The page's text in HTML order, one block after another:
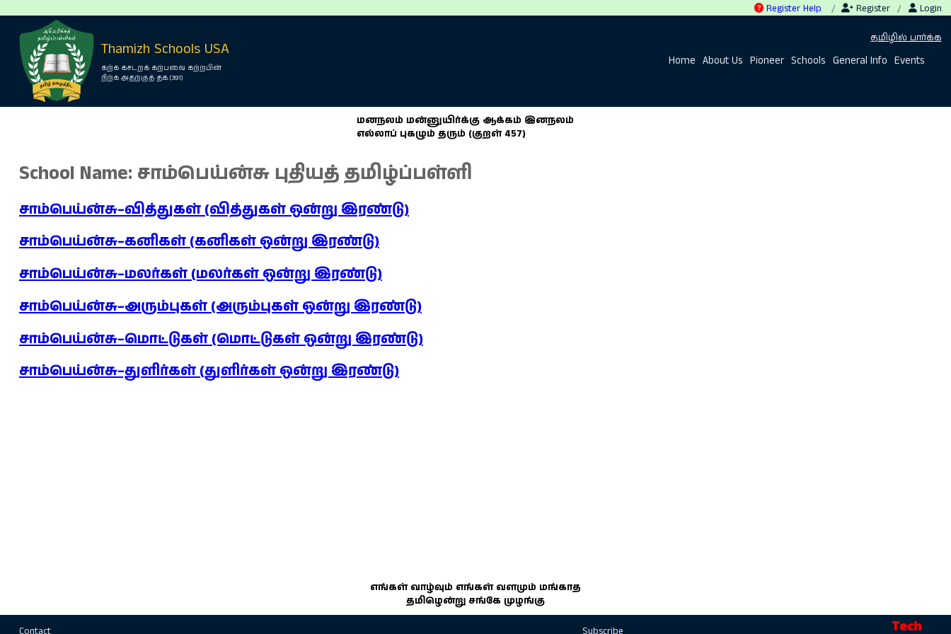
Register Help / Register / Login
தமிழில் பார்க்க
Thamizh Schools USA
கற்க கசடறக் கற்பவை கற்றபின்
நிற்க அதற்குத் தக.(391)
Home About Us Pioneer Schools General Info Events
×
மனநலம் மன்னுயிர்க்கு ஆக்கம் இனநலம்
எல்லாப் புகழும் தரும் (குறள் 457)
School Name: சாம்பெய்ன்சு புதியத் தமிழ்ப்பள்ளி
சாம்பெய்ன்சு–வித்துகள் (வித்துகள் ஒன்று இரண்டு)
சாம்பெய்ன்சு–கனிகள் (கனிகள் ஒன்று இரண்டு)
சாம்பெய்ன்சு–மலர்கள் (மலர்கள் ஒன்று இரண்டு)
சாம்பெய்ன்சு–அரும்புகள் (அரும்புகள் ஒன்று இரண்டு)
சாம்பெய்ன்சு–மொட்டுகள் (மொட்டுகள் ஒன்று இரண்டு)
சாம்பெய்ன்சு–துளிர்கள் (துளிர்கள் ஒன்று இரண்டு)
எங்கள் வாழ்வும் எங்கள் வளமும் மங்காத
தமிழென்று சங்கே முழங்கு
Contact Subscribe